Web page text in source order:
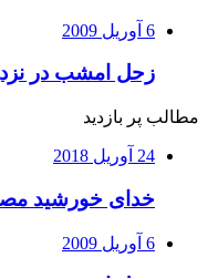
6 آوریل 2009
زحل امشب در
مطالب پر بازدید
24 آوریل 2018
خدای خورشید
6 آوریل 2009